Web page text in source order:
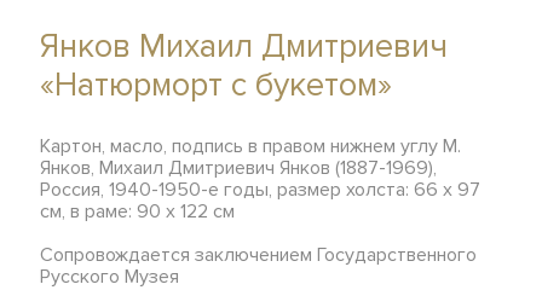
Янков Михаил Дмитриевич
«Натюрморт с букетом»
Картон, масло, подпись в правом нижнем углу М.
Янков, Михаил Дмитриевич Янков (1887-1969),
Россия, 1940-1950-е годы, размер холста: 66 x 97
см, в раме: 90 х 122 см
Сопровождается заключением Государственного
Русского Музея